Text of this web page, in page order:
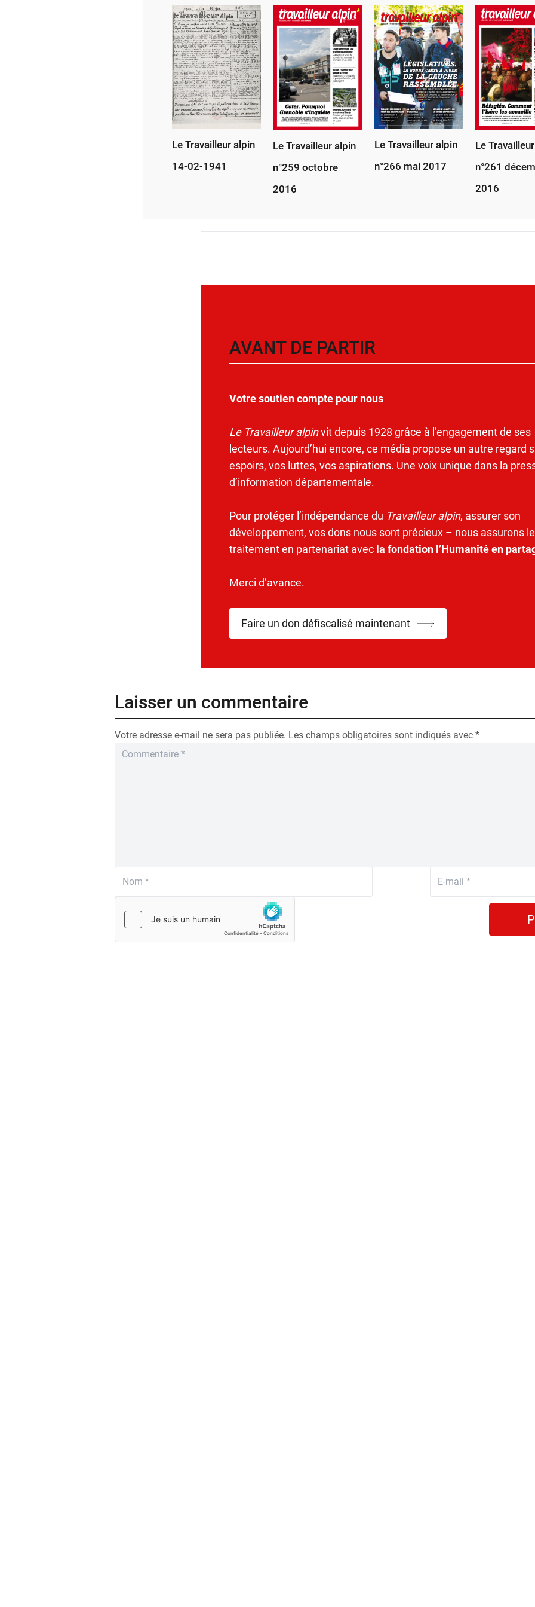
Le Travailleur alpin
14-02-1941
Le Travailleur alpin
n°259 octobre
2016
Le Travailleur alpin
n°266 mai 2017
Le
n°261
2016
AVANT DE PARTIR
Votre soutien compte pour nous
Le Travailleur alpinvit depuis 1928 grâce à l’engagement de ses
lecteurs. Aujourd’hui encore, ce média propose un autre regard
espoirs, vos luttes, vos aspirations. Une voix unique dans la
d’information départementale.
Pour protéger l’indépendance du Travailleur alpin, assurer son
développement, vos dons nous sont précieux – nous assurons
traitement en partenariat avec la fondation l’Humanité en
Merci d’avance.
Faire un don défiscalisé maintenant
Laisser un commentaire
Votre adresse e-mail ne sera pas publiée. Les champs obligatoires sont indiqués avec *